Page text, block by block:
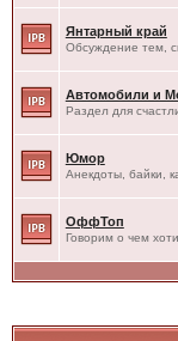
Янтарный край
Обсуждение тем,
Автомобили и
Раздел для
Юмор
Анекдоты, байки,
ОффТоп
Говорим о чем